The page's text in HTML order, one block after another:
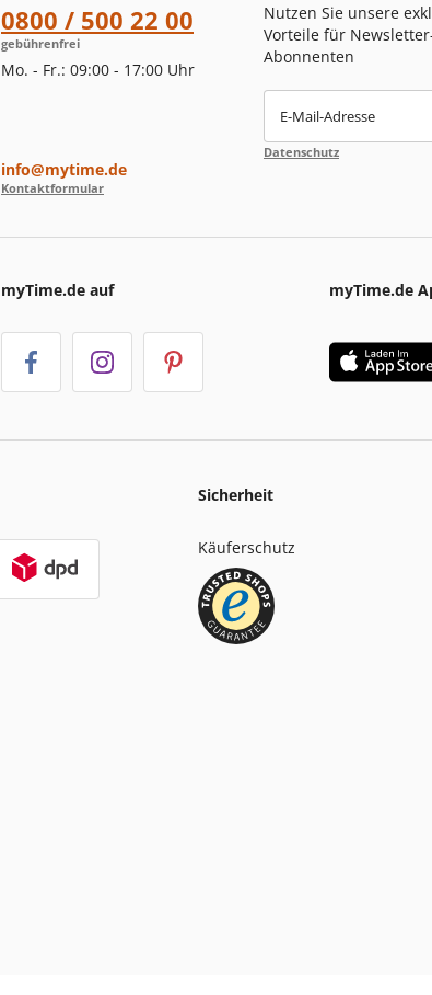
0800 / 500 22 00
gebührenfrei
Mo. - Fr.: 09:00 - 17:00 Uhr
info@mytime.de
Kontaktformular
Nutzen Sie unsere
Vorteile für
Abonnenten
E-Mail-Adresse
Datenschutz
myTime.de auf myTime.de
Sicherheit
Käuferschutz